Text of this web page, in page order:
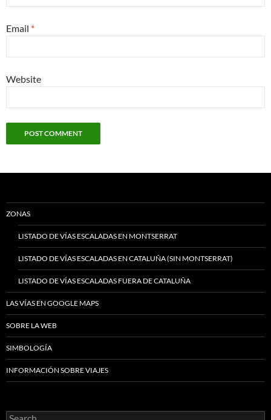
Email *
Website
ZONAS
LISTADO DE VÍAS ESCALADAS EN MONTSERRAT
LISTADO DE VÍAS ESCALADAS EN CATALUÑA (SIN MONTSERRAT)
LISTADO DE VÍAS ESCALADAS FUERA DE CATALUÑA
LAS VÍAS EN GOOGLE MAPS
SOBRE LA WEB
SIMBOLOGÍA
INFORMACIÓN SOBRE VIAJES
Search